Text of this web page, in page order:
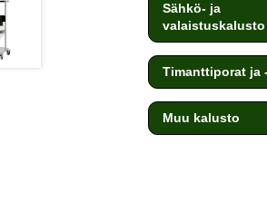
Sähkö- ja
valaistuskalusto
Timanttiporat ja
Muu kalusto